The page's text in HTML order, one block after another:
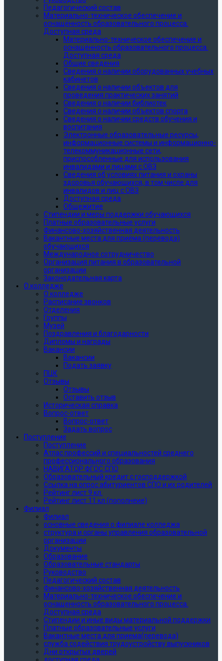
Педагогический состав
Материально-техническое обеспечение и
оснащённость образовательного процесса.
Доступная среда
Материально-техническое обеспечение и
оснащённость образовательного процесса.
Доступная среда
Общие сведения
Сведения о наличии оборудованных учебных
кабинетов
Сведения о наличии объектов для
проведения практических занятий
Сведения о наличии библиотек
Сведения о наличии объектов спорта
Сведения о наличии средств обучения и
воспитания
Электронные образовательные ресурсы,
информационные системы и информационно-
телекоммуникационные сети,
приспособленные для использования
инвалидами и лицами с ОВЗ
Сведения об условиях питания и охраны
здоровья обучающихся, в том числе для
инвалидов и лиц с ОВЗ
Доступная среда
Общежитие
Стипендии и меры поддержки обучающихся
Платные образовательные услуги
Финансово-хозяйственная деятельность
Вакантные места для приёма (перевода)
обучающихся
Международное сотрудничество
Организация питания в образовательной
организации
Законодательная карта
О колледже
О колледже
Расписание звонков
Отделения
Группы
Музей
Поздравления и благодарности
Дипломы и награды
Вакансии
Вакансии
Подать заявку
ПЦК
Отзывы
Отзывы
Оставить отзыв
Историческая справка
Вопрос-ответ
Вопрос-ответ
Задать вопрос
Поступление
Поступление
Атлас профессий и специальностей среднего
профессионального образования
НАВИГАТОР ФГОС СПО
Образовательный кредит с господдержкой
Ссылка на опрос абитуриентов СПО и их родителей
Рейтинг лист 9 кл.
Рейтинг лист 11 кл (пополнеие)
Филиал
Филиал
основные сведения о филиале колледжа
структура и органы управления образовательной
организации
Документы
Образование
Образовательные стандарты
Руководство
Педагогический состав
Финансово-хозяйственная деятельность
Материально-техническое обеспечение и
оснащенность образовательного процесса.
Доступная среда
Стипендии и иные виды материальной поддержки
Платные образовательные услуги
Вакантные места для приема(перевода)
служба содействия трудоустройству выпускников
Дни открытых дверей